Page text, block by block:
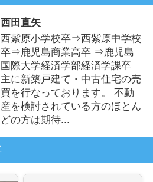
西田直矢
西紫原小学校卒⇒西紫原中学校
卒⇒鹿児島商業高卒 ⇒鹿児島
国際大学経済学部経済学課卒
主に新築戸建て・中古住宅の売
買を行なっております。 不動
産を検討されている方のほとん
どの方は期待...